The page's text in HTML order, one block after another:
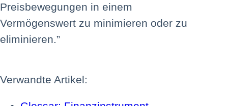
Preisbewegungen in einem
Vermögenswert zu minimieren oder zu
eliminieren.”
Verwandte Artikel: